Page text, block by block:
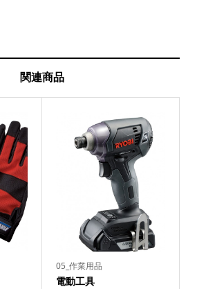
関連商品
05_作業用品
電動工具